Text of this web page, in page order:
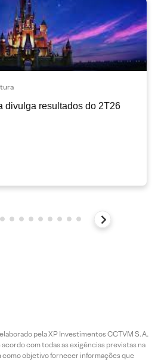
divulga resultados do 2T26
pela XP Investimentos CCTVM S.A.
acordo com todas as exigências previstas na
objetivo fornecer informações que